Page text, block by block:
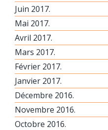
Juin 2017.
Mai 2017.
Avril 2017.
Mars 2017.
Février 2017.
Janvier 2017.
Décembre 2016.
Novembre 2016.
Octobre 2016.